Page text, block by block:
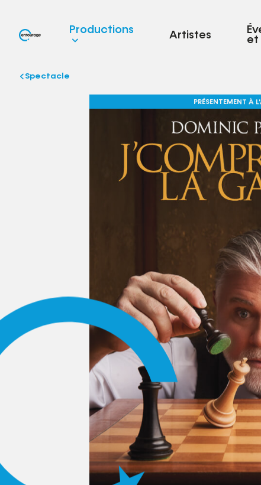
Productions Artistes
et
Spectacle
PRÉSENTEMENT À